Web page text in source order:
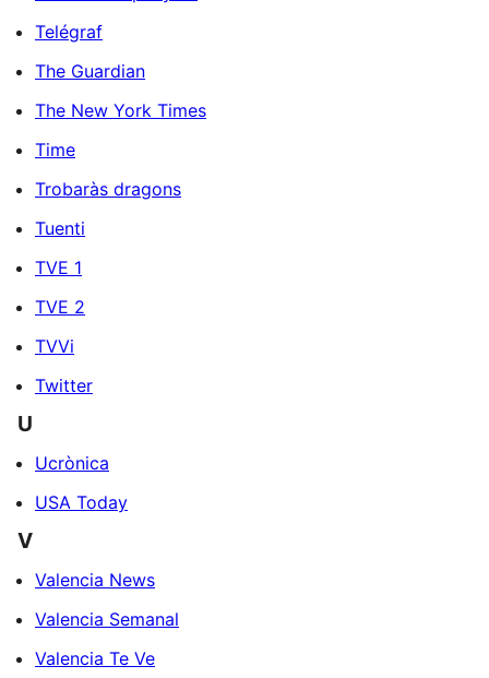
Telégraf
The Guardian
The New York Times
Time
Trobaràs dragons
Tuenti
TVE 1
TVE 2
TVVi
Twitter
U
Ucrònica
USA Today
V
Valencia News
Valencia Semanal
Valencia Te Ve